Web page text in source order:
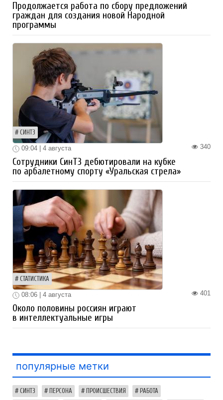
Продолжается работа по сбору предложений
граждан для создания новой Народной
программы
СИНТЗ
340
09:04 | 4 августа
Сотрудники СинТЗ дебютировали на кубке
по арбалетному спорту «Уральская стрела»
СТАТИСТИКА
401
08:06 | 4 августа
Около половины россиян играют
в интеллектуальные игры
популярные метки
СИНТЗ ПЕРСОНА ПРОИСШЕСТВИЯ РАБОТА